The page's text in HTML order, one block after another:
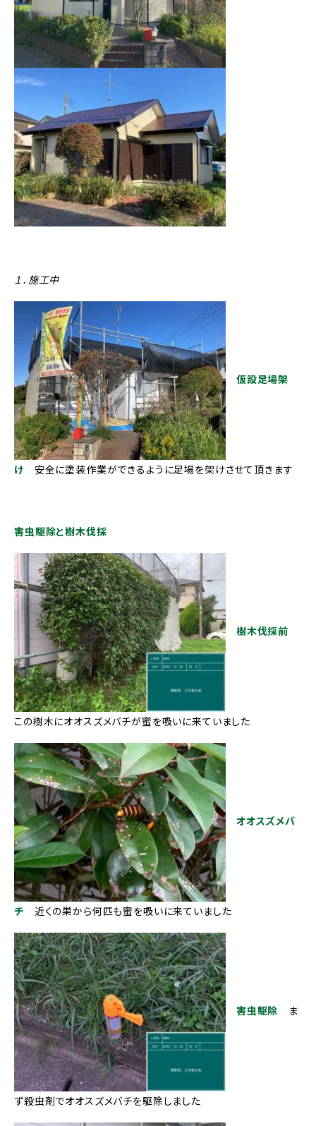
１．施工中
仮設足場架
け 安全に塗装作業ができるように足場を架けさせて頂きます
害虫駆除と樹木伐採
樹木伐採前
この樹木にオオスズメバチが蜜を吸いに来ていました
オオスズメバ
チ 近くの巣から何匹も蜜を吸いに来ていました
害虫駆除 ま
ず殺虫剤でオオスズメバチを駆除しました